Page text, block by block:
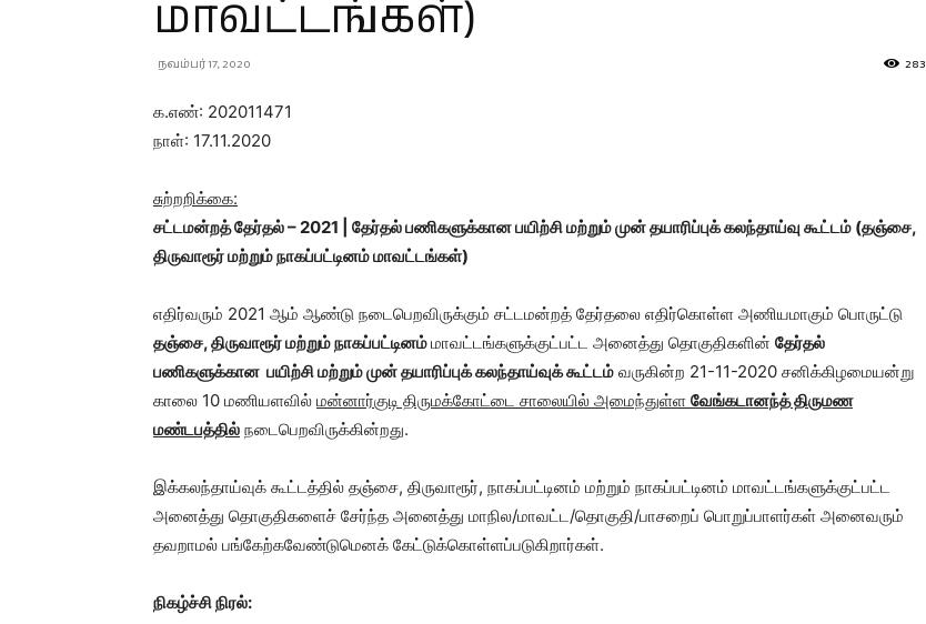
மாவட்டங்கள்)
நவம்பர் 17, 2020 283
க.எண்: 202011471
நாள்: 17.11.2020
சுற்றறிக்கை:
சட்டமன்றத் தேர்தல் –2021 | தேர்தல் பணிகளுக்கான பயிற்சி மற்றும் முன் தயாரிப்புக் கலந்தாய்வு கூட்டம் (தஞ்சை,
திருவாரூர் மற்றும் நாகப்பட்டினம் மாவட்டங்கள்)
எதிர்வரும் 2021 ஆம் ஆண்டு நடைபெறவிருக்கும் சட்டமன்றத் தேர்தலை எதிர்கொள்ள அணியமாகும் பொருட்டு
தஞ்சை, திருவாரூர் மற்றும் நாகப்பட்டினம்மாவட்டங்களுக்குட்பட்ட அனைத்து தொகுதிகளின் தேர்தல்
பணிகளுக்கான பயிற்சி மற்றும் முன் தயாரிப்புக் கலந்தாய்வுக் கூட்டம் வருகின்ற 21-11-2020 சனிக்கிழமையன்று
காலை 10 மணியளவில் மன்னார்குடி திருமக்கோட்டை சாலையில் அமைந்துள்ள வேங்கடானந்த் திருமண
மண்டபத்தில் நடைபெறவிருக்கின்றது.
இக்கலந்தாய்வுக் கூட்டத்தில் தஞ்சை, திருவாரூர், நாகப்பட்டினம் மற்றும் நாகப்பட்டினம் மாவட்டங்களுக்குட்பட்ட
அனைத்து தொகுதிகளைச் சேர்ந்த அனைத்து மாநில/மாவட்ட/தொகுதி/பாசறைப் பொறுப்பாளர்கள் அனைவரும்
தவறாமல் பங்கேற்கவேண்டுமெனக் கேட்டுக்கொள்ளப்படுகிறார்கள்.
நிகழ்ச்சி நிரல்: